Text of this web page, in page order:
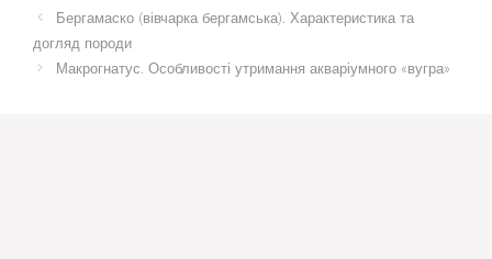
Бергамаско (вівчарка бергамська). Характеристика та
догляд породи
Макрогнатус. Особливості утримання акваріумного «вугра»